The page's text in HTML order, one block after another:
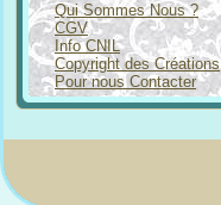
Qui Sommes Nous ?
CGV
Info CNIL
Copyright des Créations
Pour nous Contacter